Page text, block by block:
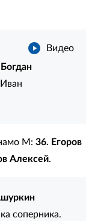
Видео
М: 36. Егоров
Алексей.
соперника.